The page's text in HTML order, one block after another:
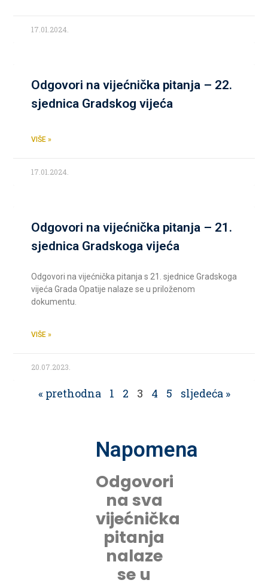
17.01.2024.
Odgovori na vijećnička pitanja – 22.
sjednica Gradskog vijeća
VIŠE »
17.01.2024.
Odgovori na vijećnička pitanja – 21.
sjednica Gradskoga vijeća
Odgovori na vijećnička pitanja s 21. sjednice Gradskoga
vijeća Grada Opatije nalaze se u priloženom
dokumentu.
VIŠE »
20.07.2023.
« prethodna 1 2 3 4 5 sljedeća »
Napomena
Odgovori
na sva
vijećnička
pitanja
nalaze
se u